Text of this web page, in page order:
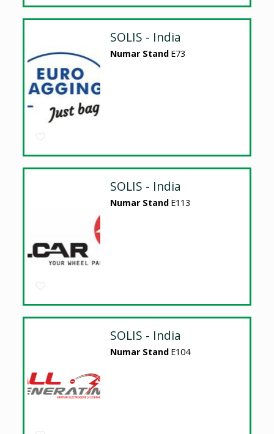
SOLIS - India
Numar Stand E73
SOLIS - India
Numar Stand E113
SOLIS - India
Numar Stand E104